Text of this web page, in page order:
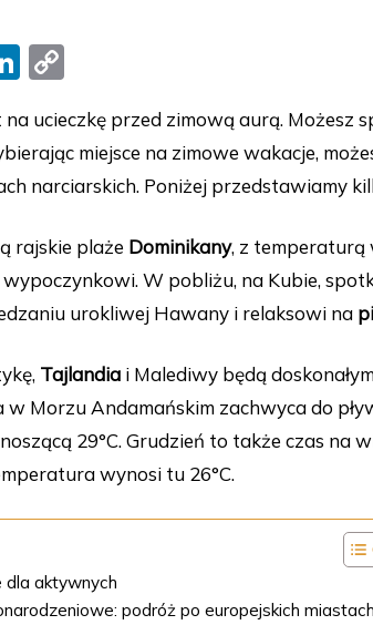
Li
k
e
dI
n
p
y
Li
n
k
ucieczkę przed zimową aurą. Możesz
miejsce na zimowe wakacje,
narciarskich. Poniżej przedstawiamy
rajskie plaże Dominikany, z temperaturą
W pobliżu, na Kubie,
urokliwej Hawany i relaksowi na
Tajlandia i Malediwy będą
w Morzu Andamańskim zachwyca do
29°C. Grudzień to także czas na
wynosi tu 26°C.
dla aktywnych
podróż po europejskich miastach